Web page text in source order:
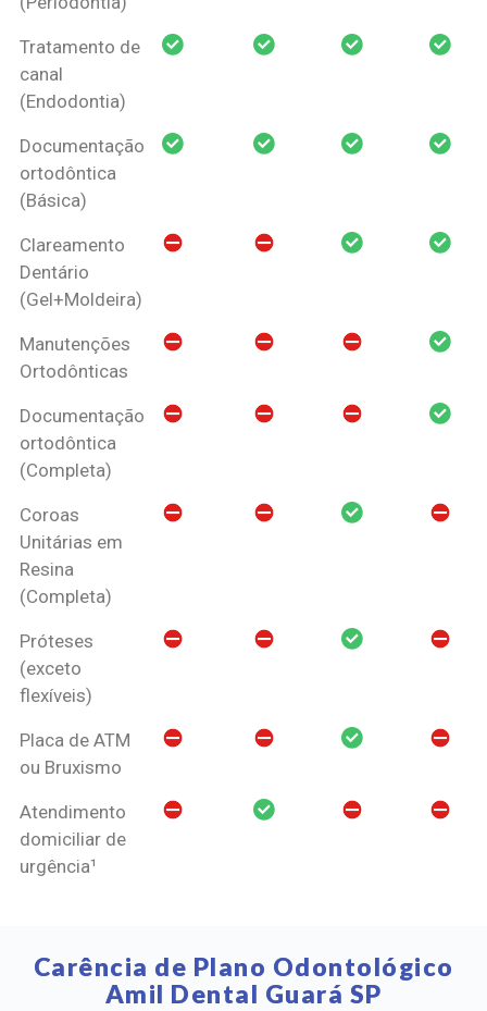
Tratamento de
canal
(Endodontia)
Documentação
ortodôntica
(Básica)
Clareamento
Dentário
(Gel+Moldeira)
Manutenções
Ortodônticas
Documentação
ortodôntica
(Completa)
Coroas
Unitárias em
Resina
(Completa)
Próteses
(exceto
flexíveis)
Placa de ATM
ou Bruxismo
Atendimento
domiciliar de
urgência¹
Carência de Plano Odontológico
Amil Dental Guará SP